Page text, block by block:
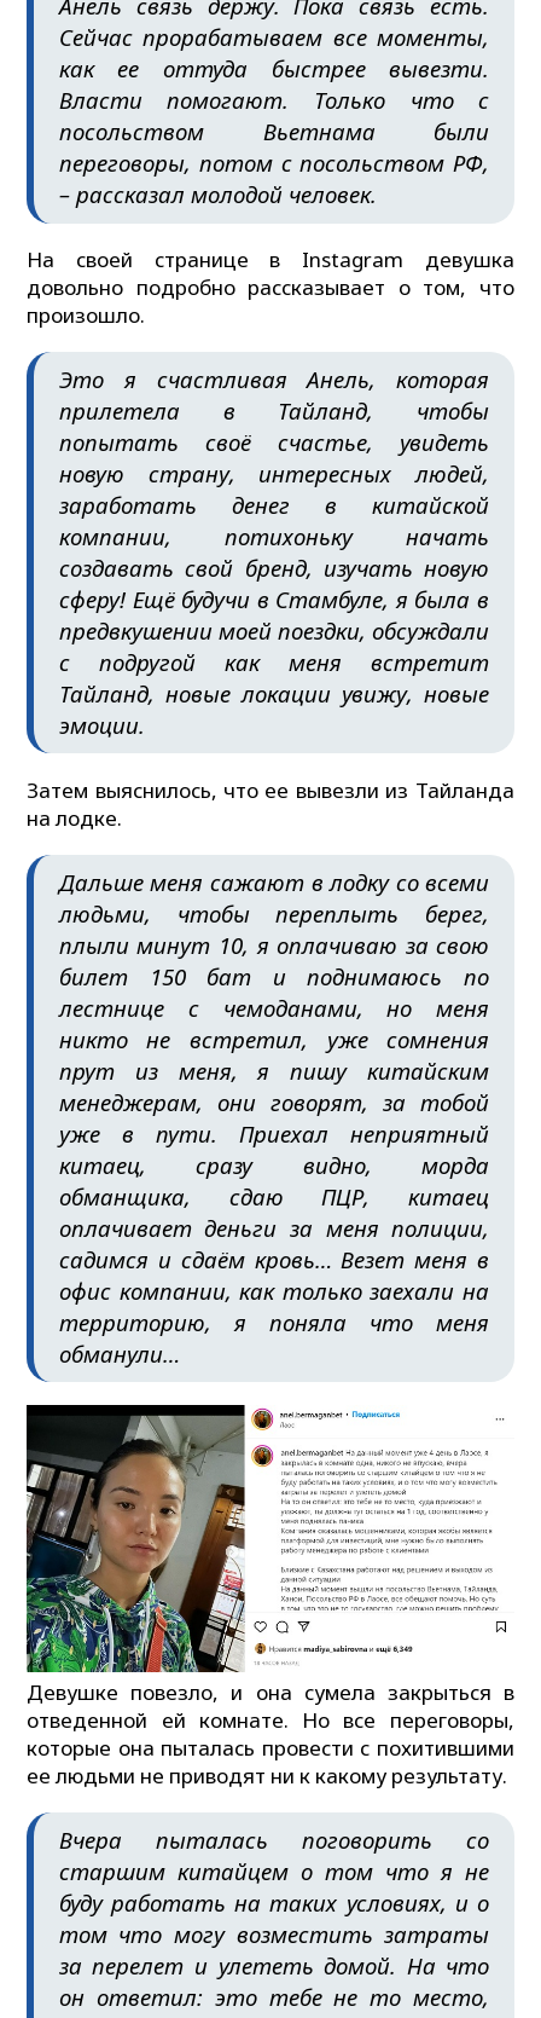
Сейчас прорабатываем все моменты,
как ее оттуда быстрее вывезти.
Власти помогают. Только что с
посольством Вьетнама были
переговоры, потом с посольством РФ,
– рассказал молодой человек.
На своей странице в Instagram девушка
довольно подробно рассказывает о том, что
произошло.
Это я счастливая Анель, которая
прилетела в Тайланд, чтобы
попытать своё счастье, увидеть
новую страну, интересных людей,
заработать денег в китайской
компании, потихоньку начать
создавать свой бренд, изучать новую
сферу! Ещё будучи в Стамбуле, я была в
предвкушении моей поездки, обсуждали
с подругой как меня встретит
Тайланд, новые локации увижу, новые
эмоции.
Затем выяснилось, что ее вывезли из Тайланда
на лодке.
Дальше меня сажают в лодку со всеми
людьми, чтобы переплыть берег,
плыли минут 10, я оплачиваю за свою
билет 150 бат и поднимаюсь по
лестнице с чемоданами, но меня
никто не встретил, уже сомнения
прут из меня, я пишу китайским
менеджерам, они говорят, за тобой
уже в пути. Приехал неприятный
китаец, сразу видно, морда
обманщика, сдаю ПЦР, китаец
оплачивает деньги за меня полиции,
садимся и сдаём кровь… Везет меня в
офис компании, как только заехали на
территорию, я поняла что меня
обманули…
Девушке повезло, и она сумела закрыться в
отведенной ей комнате. Но все переговоры,
которые она пыталась провести с похитившими
ее людьми не приводят ни к какому результату.
Вчера пыталась поговорить со
старшим китайцем о том что я не
буду работать на таких условиях, и о
том что могу возместить затраты
за перелет и улететь домой. На что
он ответил: это тебе не то место,